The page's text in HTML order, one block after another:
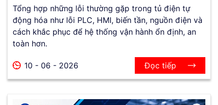
Tổng hợp những lỗi thường gặp trong tủ điện tự
động hóa như lỗi PLC, HMI, biến tần, nguồn điện và
cách khắc phục để hệ thống vận hành ổn định, an
toàn hơn.
10 - 06 - 2026 Đọc tiếp